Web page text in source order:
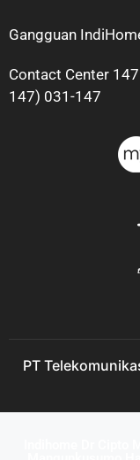
Gangguan
Contact Center
147) 031-147
PT